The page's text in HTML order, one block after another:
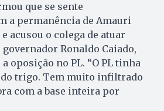
que se sente
a permanência de Amauri
acusou o colega de atuar
Ronaldo Caiado,
oposição no PL. “O PL tinha
do trigo. Tem muito infiltrado
com a base inteira por